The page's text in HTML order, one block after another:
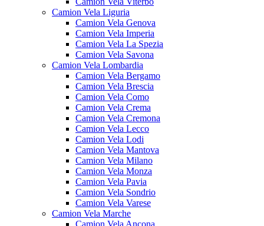
Camion Vela Liguria
Camion Vela Genova
Camion Vela Imperia
Camion Vela La Spezia
Camion Vela Savona
Camion Vela Lombardia
Camion Vela Bergamo
Camion Vela Brescia
Camion Vela Como
Camion Vela Crema
Camion Vela Cremona
Camion Vela Lecco
Camion Vela Lodi
Camion Vela Mantova
Camion Vela Milano
Camion Vela Monza
Camion Vela Pavia
Camion Vela Sondrio
Camion Vela Varese
Camion Vela Marche